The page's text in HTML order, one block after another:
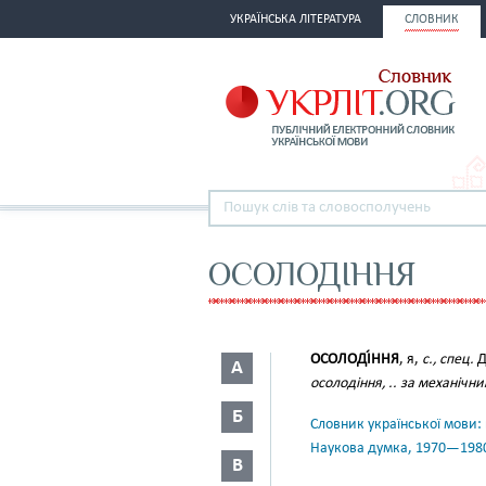
УКРАЇНСЬКА ЛІТЕРАТУРА СЛОВНИК
ОСОЛОДІННЯ
А
Б
В
ОСОЛОДІ́ННЯ, я, с., спец.
осолодіння, .. за
Словник української
Наукова думка,